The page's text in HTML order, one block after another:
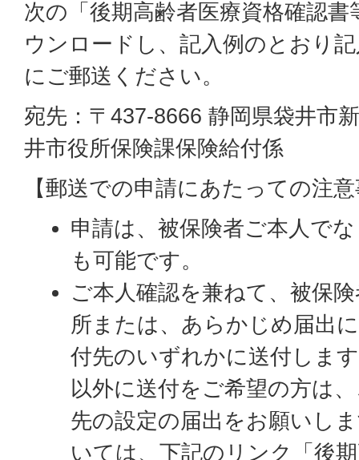
次の「後期高齢者医療資格確認
ウンロードし、記入例のとおり
にご郵送ください。
宛先：〒437-8666 静岡県袋井市
井市役所保険課保険給付係
【郵送での申請にあたっての注
申請は、被保険者ご本人で
も可能です。
ご本人確認を兼ねて、被保
所または、あらかじめ届出
付先のいずれかに送付しま
以外に送付をご希望の方は
先の設定の届出をお願いし
いては、下記のリンク「後